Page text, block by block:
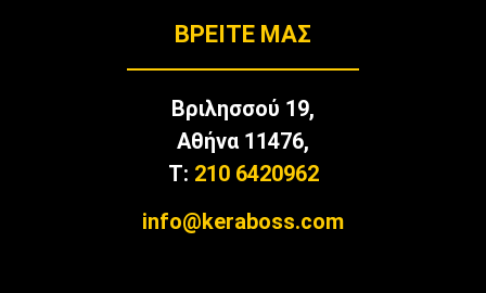
BΡΕΊΤΕ ΜΑΣ
Βριλησσού 19,
Αθήνα 11476,
T: 210 6420962
info@keraboss.com